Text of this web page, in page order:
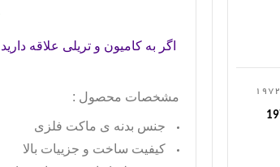
اگر به کامیون و تریلی علاقه
مشخصات محصول :
جنس بدنه ی ماکت فلزی
کیفیت ساخت و جزییات بالا